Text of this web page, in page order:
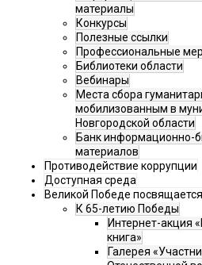
материалы
Конкурсы
Полезные ссылки
Профессиональные
Библиотеки области
Вебинары
Места сбора
мобилизованным в
Новгородской области
Банк информационно-
материалов
Противодействие коррупции
Доступная среда
Великой Победе посвящается
К 65-летию Победы
Интернет-акция
книга»
Галерея